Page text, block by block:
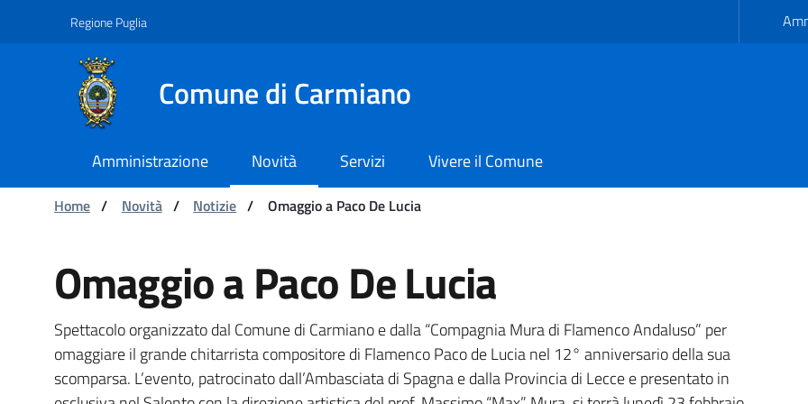
Navigation
Skip to ContentRegione Puglia
Comune di Carmiano
Amministrazione Novità Servizi Vivere il Comune
You are:
Home / Novità / Notizie / Omaggio a Paco De Lucia
Omaggio a Paco De Lucia - Comune di Carmiano
Omaggio a Paco De Lucia
Spettacolo organizzato dal Comune di Carmiano e dalla “Compagnia Mura di Flamenco Andaluso” per
omaggiare il grande chitarrista compositore di Flamenco Paco de Lucia nel 12° anniversario della sua
scomparsa. L’evento, patrocinato dall’Ambasciata di Spagna e dalla Provincia di Lecce e presentato in